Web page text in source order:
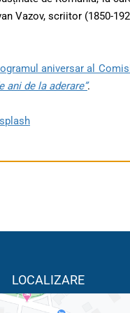
Vazov, scriitor (1850-
aniversar al
ani de la aderare”.
LOCALIZARE